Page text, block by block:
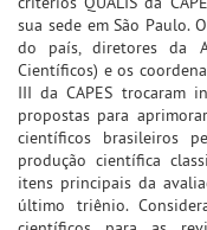
sua sede em São Paulo.
do país, diretores da
Científicos) e os
III da CAPES trocaram
propostas para
científicos brasileiros
produção científica
itens principais da
último triênio.